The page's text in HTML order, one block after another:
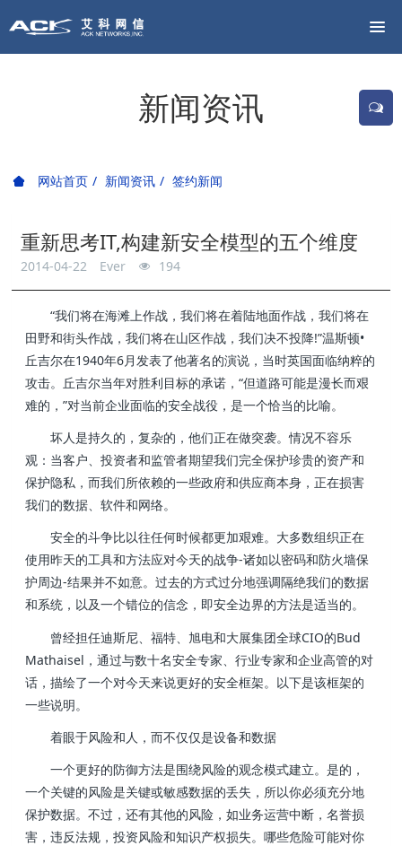
新闻资讯
网站首页 新闻资讯 签约新闻
重新思考IT,构建新安全模型的五个维度
2014-04-22 Ever 194
“我们将在海滩上作战，我们将在着陆地面作战，我们将在
田野和街头作战，我们将在山区作战，我们决不投降!”温斯顿•
丘吉尔在1940年6月发表了他著名的演说，当时英国面临纳粹的
攻击。丘吉尔当年对胜利目标的承诺，“但道路可能是漫长而艰
难的，”对当前企业面临的安全战役，是一个恰当的比喻。
坏人是持久的，复杂的，他们正在做突袭。情况不容乐
观：当客户、投资者和监管者期望我们完全保护珍贵的资产和
保护隐私，而我们所依赖的一些政府和供应商本身，正在损害
我们的数据、软件和网络。
安全的斗争比以往任何时候都更加艰难。大多数组织正在
使用昨天的工具和方法应对今天的战争-诸如以密码和防火墙保
护周边-结果并不如意。过去的方式过分地强调隔绝我们的数据
和系统，以及一个错位的信念，即安全边界的方法是适当的。
曾经担任迪斯尼、福特、旭电和大展集团全球CIO的Bud
Mathaisel，通过与数十名安全专家、行业专家和企业高管的对
话，描绘了一个对今天来说更好的安全框架。以下是该框架的
一些说明。
着眼于风险和人，而不仅仅是设备和数据
一个更好的防御方法是围绕风险的观念模式建立。是的，
一个关键的风险是关键或敏感数据的丢失，所以你必须充分地
保护数据。不过，还有其他的风险，如业务运营中断，名誉损
害，违反法规，投资风险和知识产权损失。哪些危险可能对你